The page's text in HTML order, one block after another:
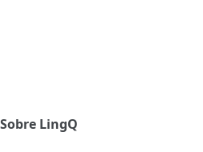
Sobre LingQ